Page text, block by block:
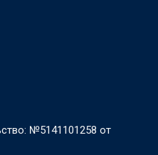
№5141101258 от